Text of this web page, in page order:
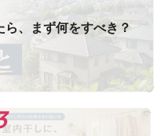
、まず何をすべき？